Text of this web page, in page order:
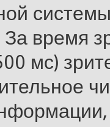
За время
мс)